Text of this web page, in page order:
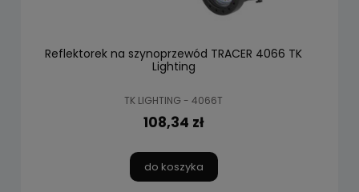
Reflektorek na szynoprzewód TRACER 4066 TK
Lighting
TK LIGHTING - 4066T
108,34 zł
do koszyka